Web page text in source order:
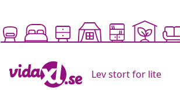
Lev stort for lite